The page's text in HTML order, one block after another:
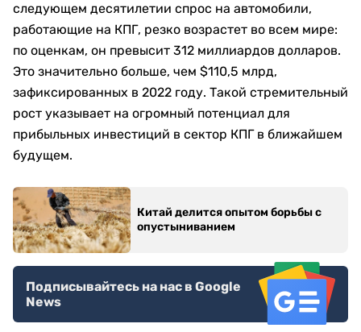
следующем десятилетии спрос на автомобили,
работающие на КПГ, резко возрастет во всем мире:
по оценкам, он превысит 312 миллиардов долларов.
Это значительно больше, чем $110,5 млрд,
зафиксированных в 2022 году. Такой стремительный
рост указывает на огромный потенциал для
прибыльных инвестиций в сектор КПГ в ближайшем
будущем.
Китай делится опытом борьбы с
опустыниванием
Подписывайтесь на нас в Google
News